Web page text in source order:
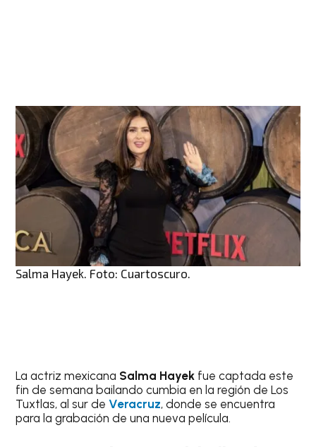
Salma Hayek. Foto: Cuartoscuro.
La actriz mexicana Salma Hayek fue captada este
fin de semana bailando cumbia en la región de Los
Tuxtlas, al sur deVeracruz, donde se encuentra
para la grabación de una nueva película.